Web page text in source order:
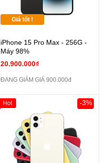
Giá tốt !
iPhone 15 Pro Max - 256G -
Máy 98%
20.900.000₫
ĐANG GIẢM GIÁ 900.000đ
-3%
Hot